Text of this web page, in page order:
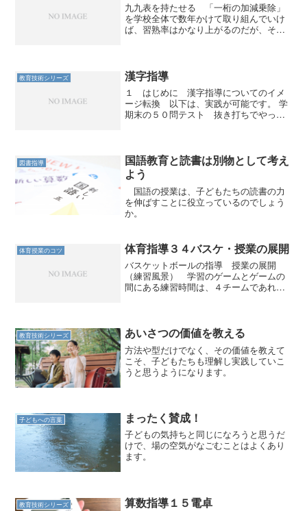
九九表を持たせる 「一桁の加減乗除」
を学校全体で数年かけて取り組んでいけ
ば、習熟率はかなり上がるのだが、それ
を学習するときに、かけ算...
教育技術シリーズ 漢字指導
１ はじめに 漢字指導についてのイメ
ージ転換 以下は、実践が可能です。 学
期末の５０問テスト 抜き打ちでやって
こそ意味がある。...
図書指導
国語教育と読書は別物として考え
よう
国語の授業は、子どもたちの読書の力
を伸ばすことに役立っているのでしょう
か。
体育授業のコツ 体育指導３４バスケ・授業の展開
バスケットボールの指導 授業の展開
（練習風景） 学習のゲームとゲームの
間にある練習時間は、４チームであれば
り、シュートがやりたいとい...
教育技術シリーズ あいさつの価値を教える
方法や型だけでなく、その価値を教えて
こそ、子どもたちも理解し実践していこ
うと思うようになります。
子どもへの言葉 まったく賛成！
子どもの気持ちと同じになろうと思うだ
けで、場の空気がなごむことはよくあり
ます。
教育技術シリーズ 算数指導１５電卓